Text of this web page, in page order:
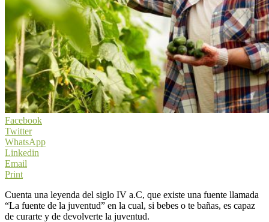
Facebook
Twitter
WhatsApp
Linkedin
Email
Print
Cuenta una leyenda del siglo IV a.C, que existe una fuente llamada
“La fuente de la juventud” en la cual, si bebes o te bañas, es capaz
de curarte y de devolverte la juventud.